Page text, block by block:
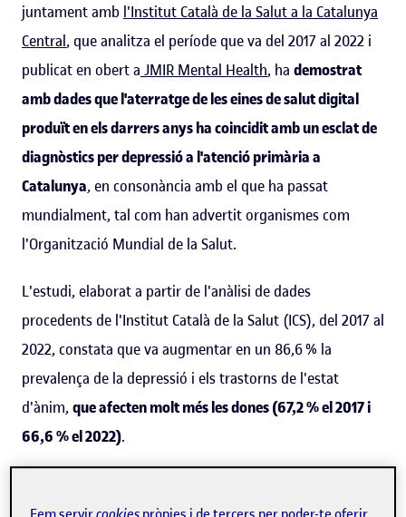
juntament amb l'Institut Català de la Salut a la Catalunya
Central, que analitza el període que va del 2017 al 2022 i
publicat en obert a JMIR Mental Health, ha demostrat
amb dades que l'aterratge de les eines de salut digital
produït en els darrers anys ha coincidit amb un esclat de
diagnòstics per depressió a l'atenció primària a
Catalunya, en consonància amb el que ha passat
mundialment, tal com han advertit organismes com
l'Organització Mundial de la Salut.
L'estudi, elaborat a partir de l'anàlisi de dades
procedents de l'Institut Català de la Salut (ICS), del 2017 al
2022, constata que va augmentar en un 86,6 % la
prevalença de la depressió i els trastorns de l'estat
d'ànim, que afecten molt més les dones (67,2 % el 2017 i
66,6 % el 2022).
la depressió és més evident en àrees rurals: passa del